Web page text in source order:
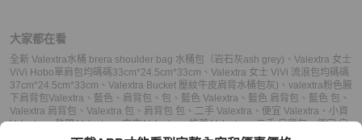
大家都在看
全新 Valextra水桶 brera shoulder bag 水桶包（岩石灰ash grey) 、 Valextra 女士
ViVi Hobo單肩包均碼碼33cm*24.5cm*33cm 、 Valextra 女士 ViVi 流浪包均碼碼
37cm*24.5cm*33cm 、 Valextra Bucket 壓紋牛皮肩背水桶包灰) 、 valextra粉色腋
下肩背包Valextra 、 藍色 、 肩背包 、 包 、 藍色 Valextra 、 藍色 肩背包 、 藍色 包 、
Valextra 肩背包 、 Valextra 包 、 肩背包 包 、 二手 Valextra 、 便宜 Valextra 、 小資
Valextra、熱門 Valextra、中古 Valextra、推薦 Valextra、二手 肩背包、便宜 肩
小資 肩背包、 熱門 肩背包、中古 肩背包 、推薦 肩背包、 二手 包